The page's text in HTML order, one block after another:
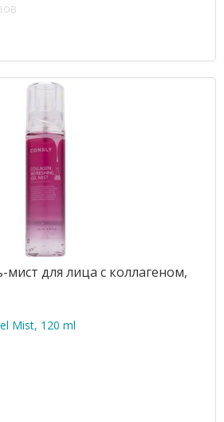
для лица с коллагеном,
Mist, 120 ml